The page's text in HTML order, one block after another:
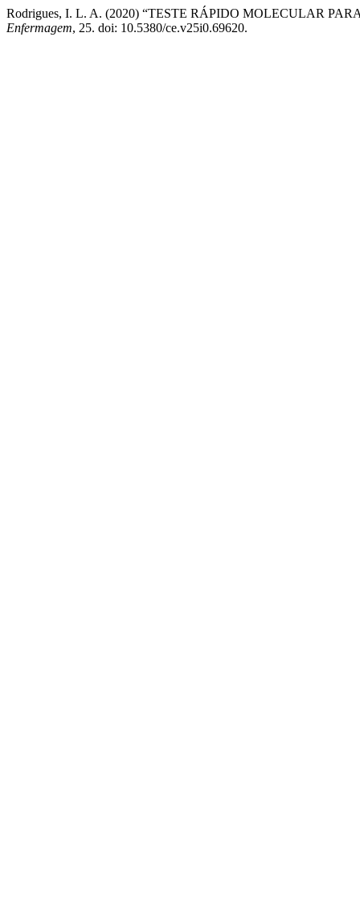
Rodrigues, I. L. A. (2020) “TESTE RÁPIDO MOLECULAR
Enfermagem, 25. doi: 10.5380/ce.v25i0.69620.